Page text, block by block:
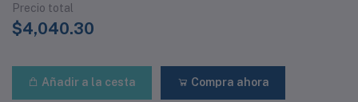
Precio total
$4,040.30
Añadir a la cesta Compra ahora